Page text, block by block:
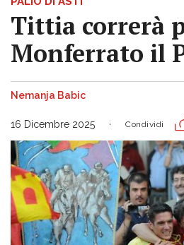
Tittia correrà
Monferrato il
Nemanja Babic
16 Dicembre 2025 Condividi